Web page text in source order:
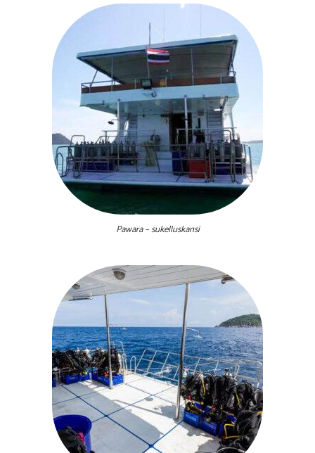
Pawara – sukelluskansi